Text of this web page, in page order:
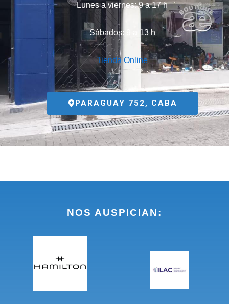
Lunes a viernes: 9 a 17 h
Sábados: 9 a 13 h
Tienda Online
PARAGUAY 752, CABA
NOS AUSPICIAN: